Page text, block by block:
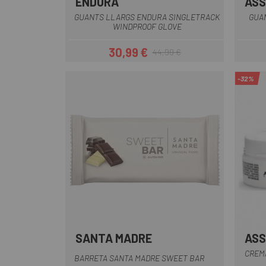
Blau
GUANTS LLARGS ENDURA SINGLETRACK
WINDPROOF GLOVE
Preu
30,99 €Preu regular
44,99 €
SANTA MADRE
BARRETA SANTA MADRE SWEET BAR
-32%